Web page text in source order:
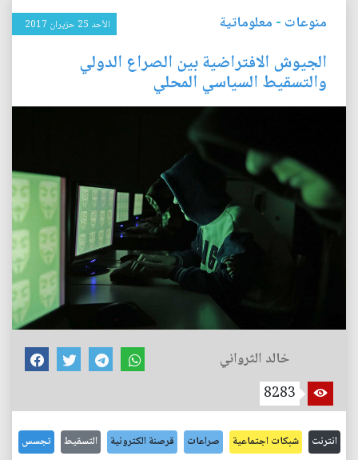
منوعات - معلوماتية الأحد 25 حزيران 2017
الجيوش الافتراضية بين الصراع الدولي
والتسقيط السياسي المحلي
خالد الثرواني
8283
انترنت شبكات اجتماعية صراعات قرصنة الكترونية التسقيط تجسس